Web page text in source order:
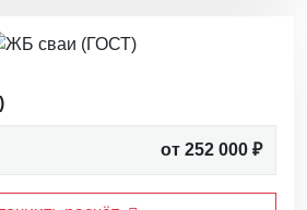
от 252 000 ₽